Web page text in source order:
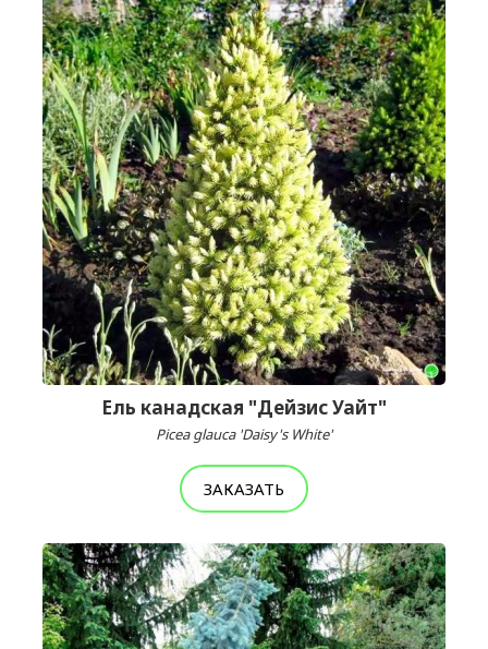
Ель канадская "Дейзис Уайт"
Picea glauca 'Daisy's White'
ЗАКАЗАТЬ